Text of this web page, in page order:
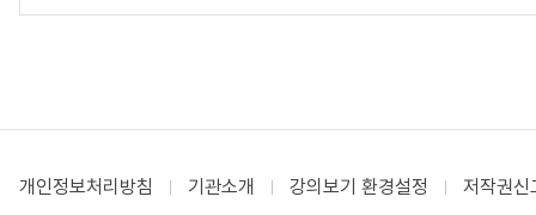
개인정보처리방침 기관소개 강의보기 환경설정 저작권신